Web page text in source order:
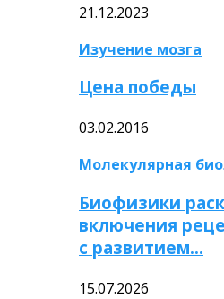
21.12.2023
Изучение мозга
Цена победы
03.02.2016
Молекулярная
Биофизики
включения
с развитием…
15.07.2026